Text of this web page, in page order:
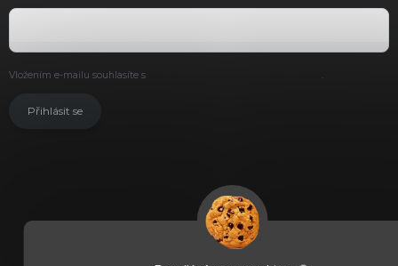
Vložením e-mailu souhlasíte s .
Přihlásit se